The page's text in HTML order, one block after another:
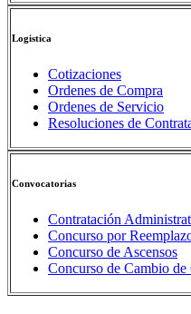
Logistica
Cotizaciones
Ordenes de Compra
Ordenes de Servicio
Resoluciones de
Convocatorias
Contratación
Concurso por
Concurso de Ascensos
Concurso de Cambio de